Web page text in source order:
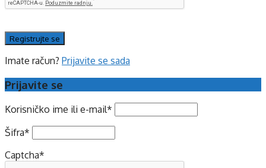
Imate račun? Prijavite se sada
Prijavite se
Korisničko ime ili e-mail*
Šifra*
Captcha*